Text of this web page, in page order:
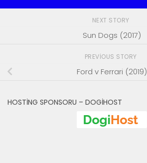
NEXT STORY
Sun Dogs (2017)
PREVIOUS STORY
Ford v Ferrari (2019)
HOSTING SPONSORU – DOGIHOST